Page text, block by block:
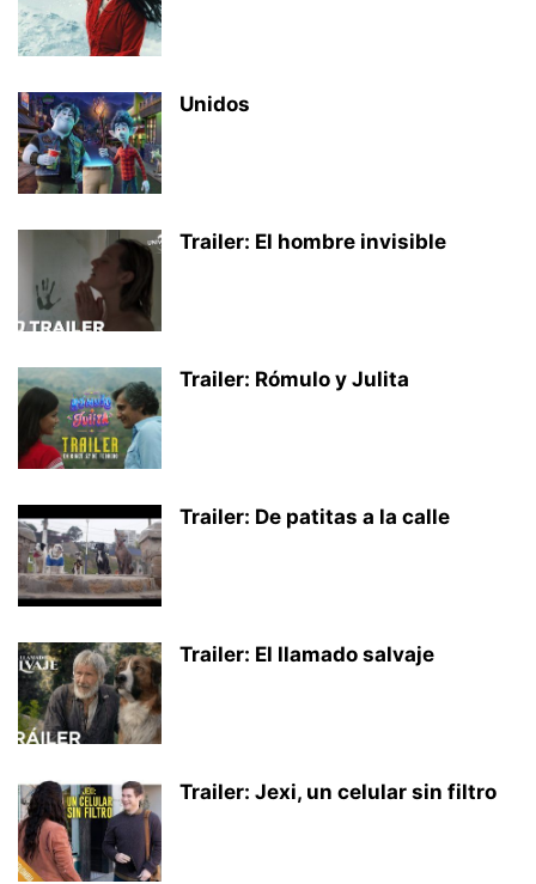
Unidos
Trailer: El hombre invisible
Trailer: Rómulo y Julita
Trailer: De patitas a la calle
Trailer: El llamado salvaje
Trailer: Jexi, un celular sin filtro